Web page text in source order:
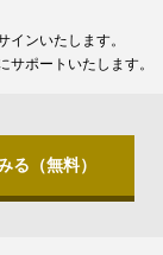
ンいたします。
ポートいたします。
る（無料）